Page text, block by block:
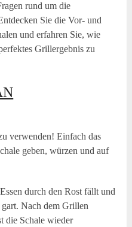
rund um die
Sie die Vor- und
und erfahren Sie, wie
Grillergebnis zu
verwenden! Einfach das
geben, würzen und auf
durch den Rost fällt und
gart. Nach dem Grillen
die Schale wieder